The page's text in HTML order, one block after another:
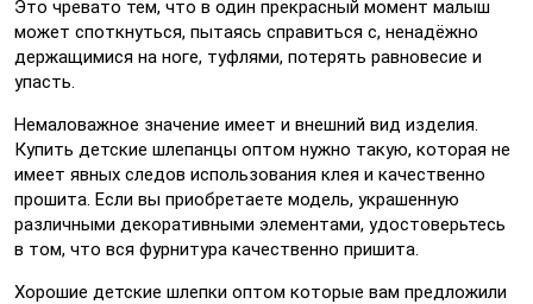
Это чревато тем, что в один прекрасный момент малыш
может споткнуться, пытаясь справиться с, ненадёжно
держащимися на ноге, туфлями, потерять равновесие и
упасть.
Немаловажное значение имеет и внешний вид изделия.
Купить детские шлепанцы оптом нужно такую, которая не
имеет явных следов использования клея и качественно
прошита. Если вы приобретаете модель, украшенную
различными декоративными элементами, удостоверьтесь
в том, что вся фурнитура качественно пришита.
Хорошие детские шлепки оптом которые вам предложили